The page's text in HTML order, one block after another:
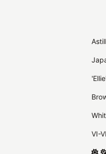
'Ellie'
VI-